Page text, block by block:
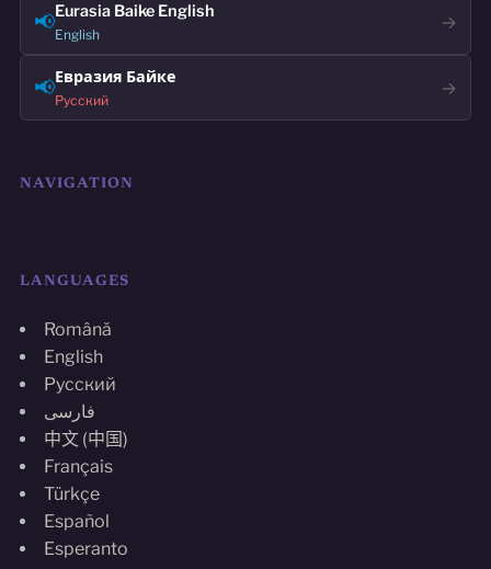
📢Eurasia Baike English
English
→
📢Евразия Байке
Русский
→
NAVIGATION
LANGUAGES
Română
English
Русский
فارسی
中文 (中国)
Français
Türkçe
Español
Esperanto